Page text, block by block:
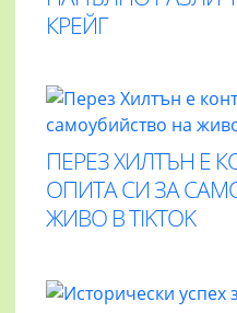
КРЕЙГ
ПЕРЕЗ ХИЛТЪН Е
ОПИТА СИ ЗА
ЖИВО В TIKTOK